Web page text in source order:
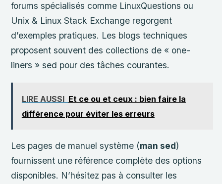
forums spécialisés comme LinuxQuestions ou
Unix & Linux Stack Exchange regorgent
d’exemples pratiques. Les blogs techniques
proposent souvent des collections de « one-
liners » sed pour des tâches courantes.
LIRE AUSSI Et ce ou et ceux : bien faire la
différence pour éviter les erreurs
Les pages de manuel système (man sed)
fournissent une référence complète des options
disponibles. N’hésitez pas à consulter les